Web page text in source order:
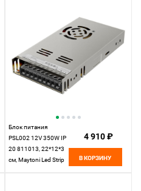
Блок питания
PSL002 12V 350W IP
20 811013, 22*12*3
см, Maytoni Led Strip
4 910 ₽
В КОРЗИНУ